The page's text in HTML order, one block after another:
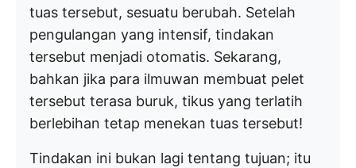
tuas tersebut, sesuatu berubah. Setelah
pengulangan yang intensif, tindakan
tersebut menjadi otomatis. Sekarang,
bahkan jika para ilmuwan membuat pelet
tersebut terasa buruk, tikus yang terlatih
berlebihan tetap menekan tuas tersebut!
Tindakan ini bukan lagi tentang tujuan; itu